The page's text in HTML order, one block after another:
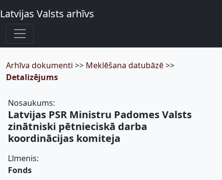
Latvijas Valsts arhīvs
Arhīva dokumenti >> Meklēšana datubāzē>>
Detalizējums
Nosaukums:
Latvijas PSR Ministru Padomes Valsts
zinātniski pētnieciskā darba
koordinācijas komiteja
Līmenis:
Fonds